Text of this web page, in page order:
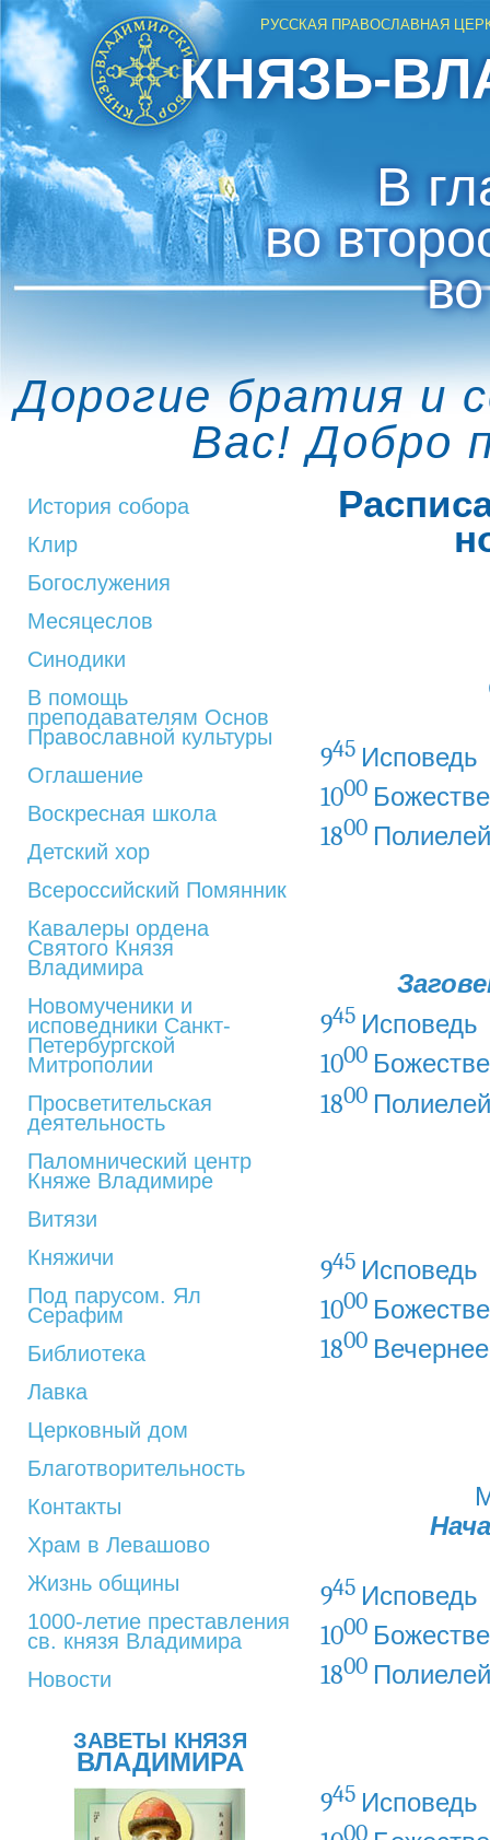
РУССКАЯ ПРАВОСЛАВНАЯ
КНЯЗЬ-
В
во
Дорогие братия и
Вас! Добро
История собора
Клир
Богослужения
Месяцеслов
Синодики
В помощь
преподавателям Основ
Православной культуры
Оглашение
Воскресная школа
Детский хор
Всероссийский Помянник
Кавалеры ордена
Святого Князя
Владимира
Новомученики и
исповедники Санкт-
Петербургской
Митрополии
Просветительская
деятельность
Паломнический центр
Княже Владимире
Витязи
Княжичи
Под парусом. Ял
Серафим
Библиотека
Лавка
Церковный дом
Благотворительность
Контакты
Храм в Левашово
Жизнь общины
1000-летие преставления
св. князя Владимира
Новости
ЗАВЕТЫ КНЯЗЯ
ВЛАДИМИРА
945 Исповедь
1000
1800 Полиелей
945 Исповедь
1000
1800 Полиелей
945 Исповедь
1000
1800
945 Исповедь
1000
1800 Полиелей
945 Исповедь
00